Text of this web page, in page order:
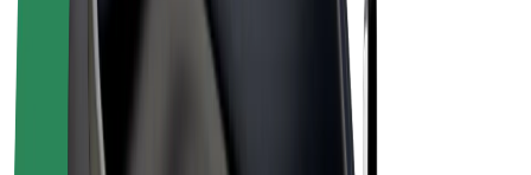
Bolt para empresas
Colabora con Bolt